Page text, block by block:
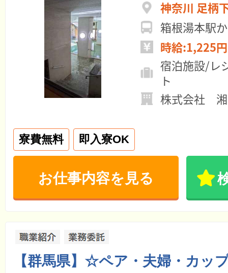
神奈川 足柄
箱根湯本駅
時給:1,225
宿泊施設/レ
ト
株式会社 湘
寮費無料 即入寮OK
お仕事内容を見る
【群馬県】☆ペア・夫婦・カッ